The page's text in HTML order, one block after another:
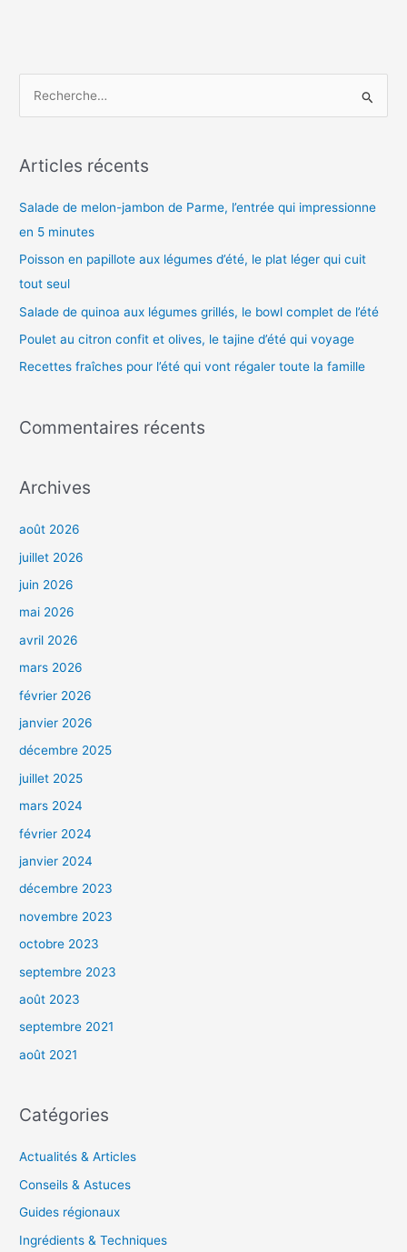
h
r
c
h
e
r
Articles récents
Salade de melon-jambon de Parme, l’entrée qui impressionne
en 5 minutes
Poisson en papillote aux légumes d’été, le plat léger qui cuit
tout seul
Salade de quinoa aux légumes grillés, le bowl complet de l’été
Poulet au citron confit et olives, le tajine d’été qui voyage
Recettes fraîches pour l’été qui vont régaler toute la famille
Commentaires récents
Archives
août 2026
juillet 2026
juin 2026
mai 2026
avril 2026
mars 2026
février 2026
janvier 2026
décembre 2025
juillet 2025
mars 2024
février 2024
janvier 2024
décembre 2023
novembre 2023
octobre 2023
septembre 2023
août 2023
septembre 2021
août 2021
Catégories
Actualités & Articles
Conseils & Astuces
Guides régionaux
Ingrédients & Techniques